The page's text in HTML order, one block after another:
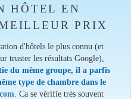
HÔTEL EN
PRIX
d'hôtels le plus connu (et
truster les résultats Google),
du même groupe, il a parfis
type de chambre dans le
. Ca se vérifie très souvent